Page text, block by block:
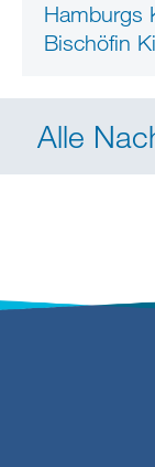
Hamburgs
Bischöfin
Alle